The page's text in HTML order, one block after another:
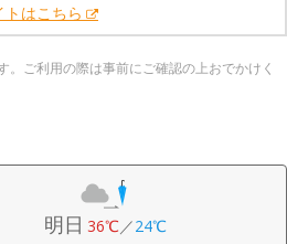
はこちら
ご利用の際は事前にご確認の上おでかけく
明日 36℃／24℃